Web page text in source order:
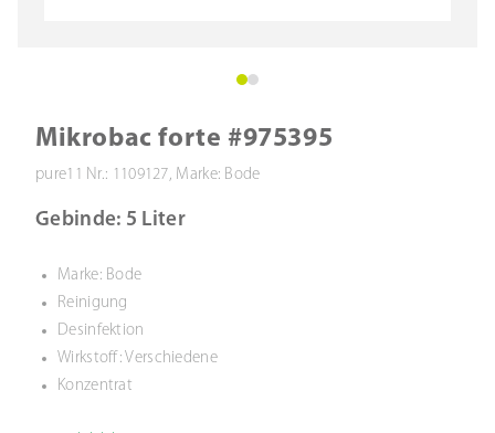
Mikrobac forte #975395
pure11 Nr.: 1109127, Marke: Bode
Gebinde: 5 Liter
Marke: Bode
Reinigung
Desinfektion
Wirkstoff: Verschiedene
Konzentrat